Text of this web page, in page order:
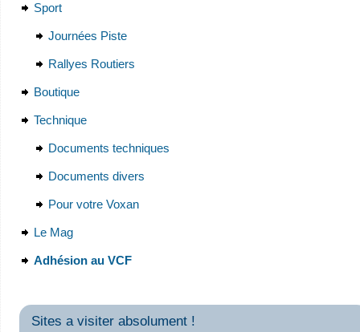
Sport
Journées Piste
Rallyes Routiers
Boutique
Technique
Documents techniques
Documents divers
Pour votre Voxan
Le Mag
Adhésion au VCF
Sites a visiter absolument !